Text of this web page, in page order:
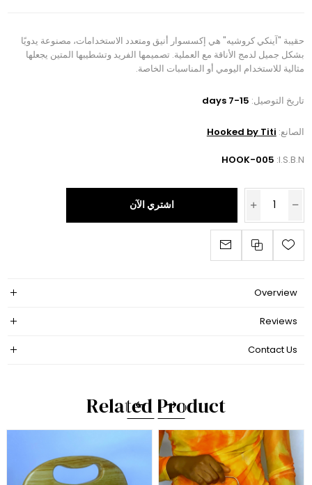
حقيبة "آينكي كروشيه" هي إكسسوار أنيق ومتعدد الاستخدامات، مصنوعة يدويًا
بشكل جميل لدمج الأناقة مع العملية. تصميمها الفريد وتشطيبها المتين يجعلها
مثالية للاستخدام اليومي أو المناسبات الخاصة.
تاريخ التوصيل: 7-15 days
الصانع: Hooked by Titi
I.S.B.N:
HOOK-005
اشتري الآن
Overview
Reviews
Contact Us
Related Product